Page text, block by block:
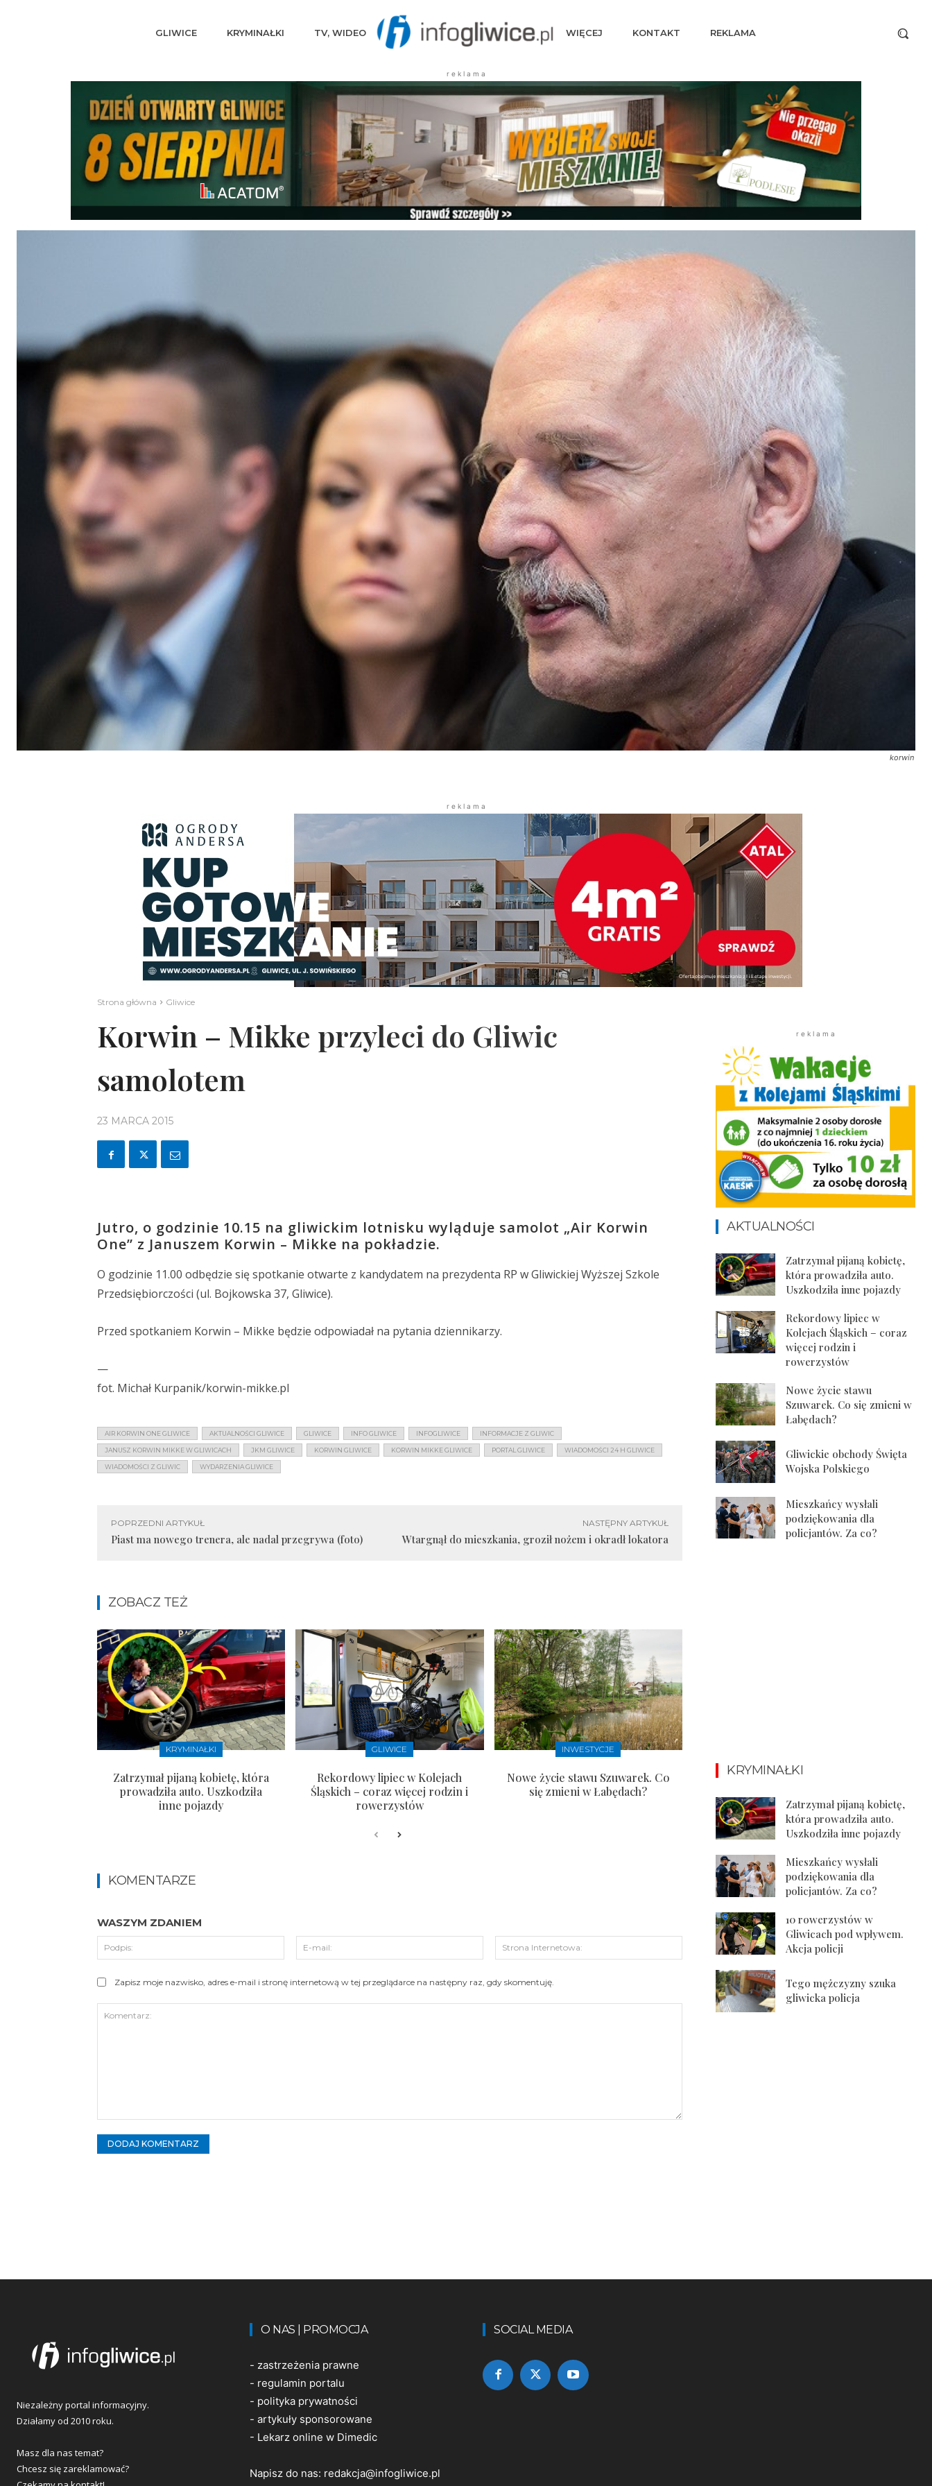
GLIWICE KRYMINAŁKI TV, WIDEO WIĘCEJ KONTAKT REKLAMA
r e k l a m a
korwin
r e k l a m a
Strona główna Gliwice
Korwin – Mikke przyleci do Gliwic
samolotem
23 MARCA 2015
Jutro, o godzinie 10.15 na gliwickim lotnisku wyląduje samolot „Air Korwin
One” z Januszem Korwin – Mikke na pokładzie.
O godzinie 11.00 odbędzie się spotkanie otwarte z kandydatem na prezydenta RP w Gliwickiej Wyższej Szkole
Przedsiębiorczości (ul. Bojkowska 37, Gliwice).
Przed spotkaniem Korwin – Mikke będzie odpowiadał na pytania dziennikarzy.
—
fot. Michał Kurpanik/korwin-mikke.pl
AIR KORWIN ONE GLIWICE AKTUALNOŚCI GLIWICE GLIWICE INFO GLIWICE INFOGLIWICE INFORMACJE Z GLIWIC
JANUSZ KORWIN MIKKE W GLIWICACH JKM GLIWICE KORWIN GLIWICE KORWIN MIKKE GLIWICE PORTAL GLIWICE WIADOMOŚCI 24 H GLIWICE
WIADOMOŚCI Z GLIWIC WYDARZENIA GLIWICE
POPRZEDNI ARTYKUŁ
Piast ma nowego trenera, ale nadal przegrywa (foto)
NASTĘPNY ARTYKUŁ
Wtargnął do mieszkania, groził nożem i okradł lokatora
ZOBACZ TEŻ
KRYMINAŁKI
Zatrzymał pijaną kobietę, która
prowadziła auto. Uszkodziła
inne pojazdy
GLIWICE
Rekordowy lipiec w Kolejach
Śląskich – coraz więcej rodzin i
rowerzystów
INWESTYCJE
Nowe życie stawu Szuwarek. Co
się zmieni w Łabędach?
KOMENTARZE
WASZYM ZDANIEM
Podpis:
mail:
Internetowa:
Zapisz moje nazwisko, adres e-mail i stronę internetową w tej przeglądarce na następny raz, gdy skomentuję.
r e k l a m a
AKTUALNOŚCI
Zatrzymał pijaną kobietę,
która prowadziła auto.
Uszkodziła inne pojazdy
Rekordowy lipiec w
Kolejach Śląskich – coraz
więcej rodzin i
rowerzystów
Nowe życie stawu
Szuwarek. Co się zmieni w
Łabędach?
Gliwickie obchody Święta
Wojska Polskiego
Mieszkańcy wysłali
podziękowania dla
policjantów. Za co?
KRYMINAŁKI
Zatrzymał pijaną kobietę,
która prowadziła auto.
Uszkodziła inne pojazdy
Mieszkańcy wysłali
podziękowania dla
policjantów. Za co?
10 rowerzystów w
Gliwicach pod wpływem.
Akcja policji
Tego mężczyzny szuka
gliwicka policja
Niezależny portal informacyjny.
Działamy od 2010 roku.
Masz dla nas temat?
Chcesz się zareklamować?
O NAS | PROMOCJA
- zastrzeżenia prawne
- regulamin portalu
- polityka prywatności
- artykuły sponsorowane
- Lekarz online w Dimedic
Napisz do nas: redakcja@infogliwice.pl
SOCIAL MEDIA